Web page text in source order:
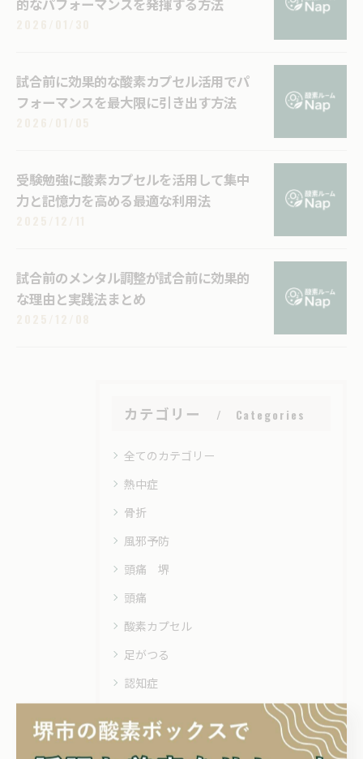
試合前に効果的な酸素カプセル活用でパ
フォーマンスを最大限に引き出す方法
受験勉強に酸素カプセルを活用して集中
力と記憶力を高める最適な利用法
試合前のメンタル調整が試合前に効果的
な理由と実践法まとめ
カテゴリー Categories
全てのカテゴリー
熱中症
骨折
風邪予防
頭痛 堺
頭痛
酸素カプセル
足がつる
認知症
自律神経